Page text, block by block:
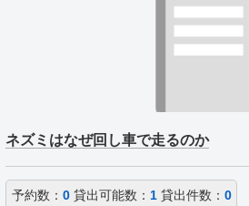
ネズミはなぜ回し車で走るのか
予約数： 0貸出可能数： 1貸出件数： 0